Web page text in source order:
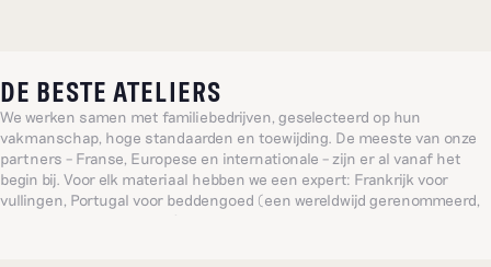
DE BESTE ATELIERS
We werken samen met familiebedrijven, geselecteerd op hun
vakmanschap, hoge standaarden en toewijding. De meeste van onze
partners – Franse, Europese en internationale – zijn er al vanaf het
begin bij. Voor elk materiaal hebben we een expert: Frankrijk voor
vullingen, Portugal voor beddengoed (een wereldwijd gerenommeerd,